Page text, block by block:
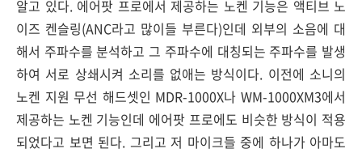
알고 있다. 에어팟 프로에서 제공하는 노켄 기능은 액티브 노
이즈 켄슬링(ANC라고 많이들 부른다)인데 외부의 소음에 대
해서 주파수를 분석하고 그 주파수에 대칭되는 주파수를 발생
하여 서로 상쇄시켜 소리를 없애는 방식이다. 이전에 소니의
노켄 지원 무선 해드셋인 MDR-1000X나 WM-1000XM3에서
제공하는 노켄 기능인데 에어팟 프로에도 비슷한 방식이 적용
되었다고 보면 된다. 그리고 저 마이크들 중에 하나가 아마도